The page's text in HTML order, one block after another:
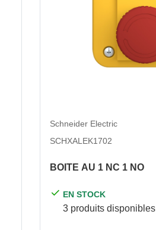
Schneider Electric
SCHXALEK1702
BOITE AU 1 NC 1 NO
EN STOCK
3 produits disponibles